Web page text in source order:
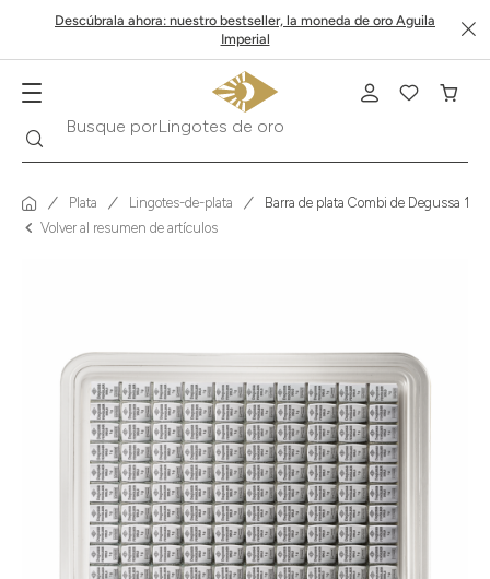
Descúbrala ahora: nuestro bestseller, la moneda de oro Aguila
Imperial
Busque por
Plata Lingotes-de-plata
Barra de plata Combi de Degussa 100
Volver al resumen de artículos